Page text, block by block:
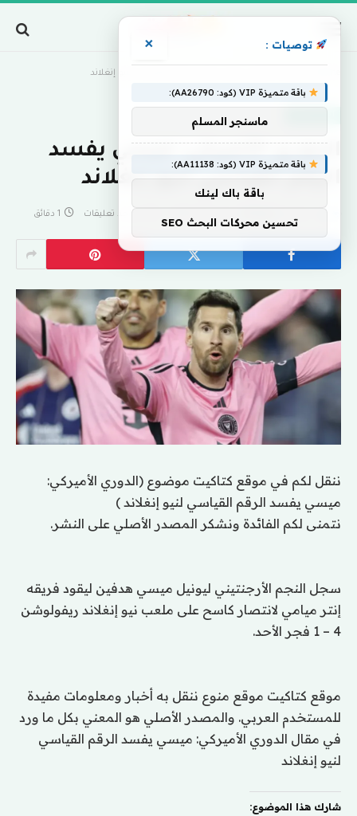
الدوري الأميركي: ميسي يفسد الرقم القياسي لنيو إنغلاند
الدوري الأميركي: ميسي يفسد
الرقم القياسي لنيو إنغلاند
لا توجد تعليقات 1 دقائق
ننقل لكم في موقع كتاكيت موضوع (الدوري الأميركي:
ميسي يفسد الرقم القياسي لنيو إنغلاند )
نتمنى لكم الفائدة ونشكر المصدر الأصلي على النشر.
سجل النجم الأرجنتيني ليونيل ميسي هدفين ليقود فريقه
إنتر ميامي لانتصار كاسح على ملعب نيو إنغلاند ريفولوشن
4 – 1 فجر الأحد.
موقع كتاكيت موقع منوع ننقل به أخبار ومعلومات مفيدة
للمستخدم العربي. والمصدر الأصلي هو المعني بكل ما ورد
في مقال الدوري الأميركي: ميسي يفسد الرقم القياسي
لنيو إنغلاند
شارك هذا الموضوع:
توصيات : ×
باقة متميزة VIP (كود: AA26790):
ماسنجر المسلم
باقة متميزة VIP (كود: AA11138):
باقة باك لينك
تحسين محركات البحث SEO